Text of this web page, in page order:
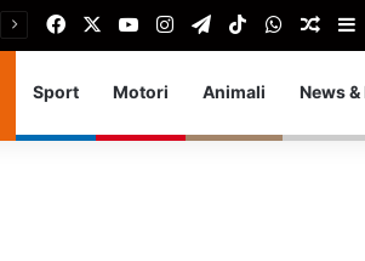
FacebookYou TubeInstagram
TelegramTikTok
Sport Motori Animali News